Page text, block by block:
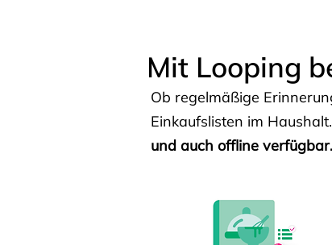
Mit Looping
Ob regelmäßige
Einkaufslisten im
und auch offline verfügbar.